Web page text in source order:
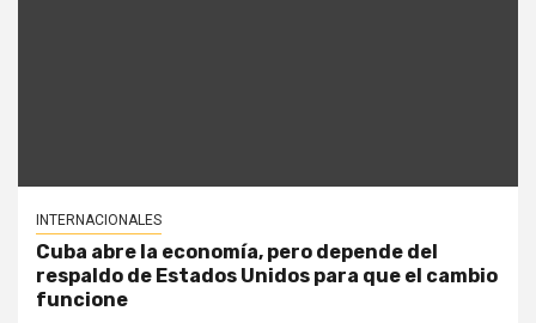
INTERNACIONALES
Cuba abre la economía, pero depende del
respaldo de Estados Unidos para que el cambio
funcione